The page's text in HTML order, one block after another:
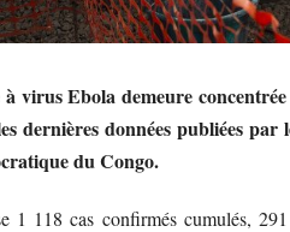
à virus Ebola demeure
dernières données publiées
du Congo.
118 cas confirmés cumulés,